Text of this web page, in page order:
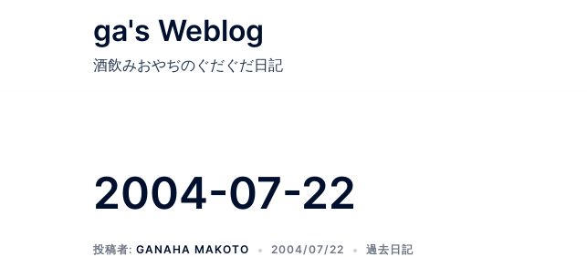
ga's Weblog
酒飲みおやぢのぐだぐだ日記
2004-07-22
投稿者: GANAHA MAKOTO 2004/07/22 過去日記